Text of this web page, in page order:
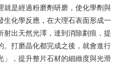
就是經過粉磨劑研磨，使化學劑與
生化學反應，在大理石表面形成一
射出天然光澤，達到消除劃痕，提
。打磨晶化都完成之後，就會進行
」，提升整片石材的細緻度與光滑